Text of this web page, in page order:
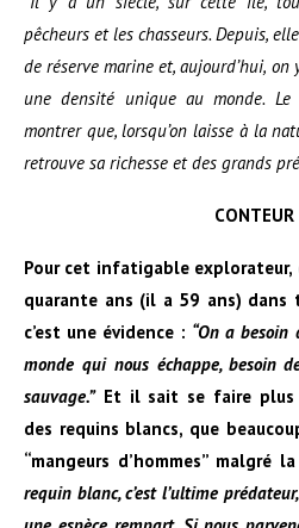
pêcheurs et les chasseurs. Depuis,
de réserve marine et, aujourd’hui,
une densité unique au monde.
montrerque, lorsqu’on laisse à la
retrouve sa richesse et des grands
CONTEUR
Pour cet infatigable
quarante ans (il a 59 ans) dans
c’est une évidence : “On a besoin
monde qui nous échappe, besoin
sauvage.”Et il sait se faireplus
des requins blancs, que
“mangeurs d’hommes” malgré
requin blanc, c’est l’ultime